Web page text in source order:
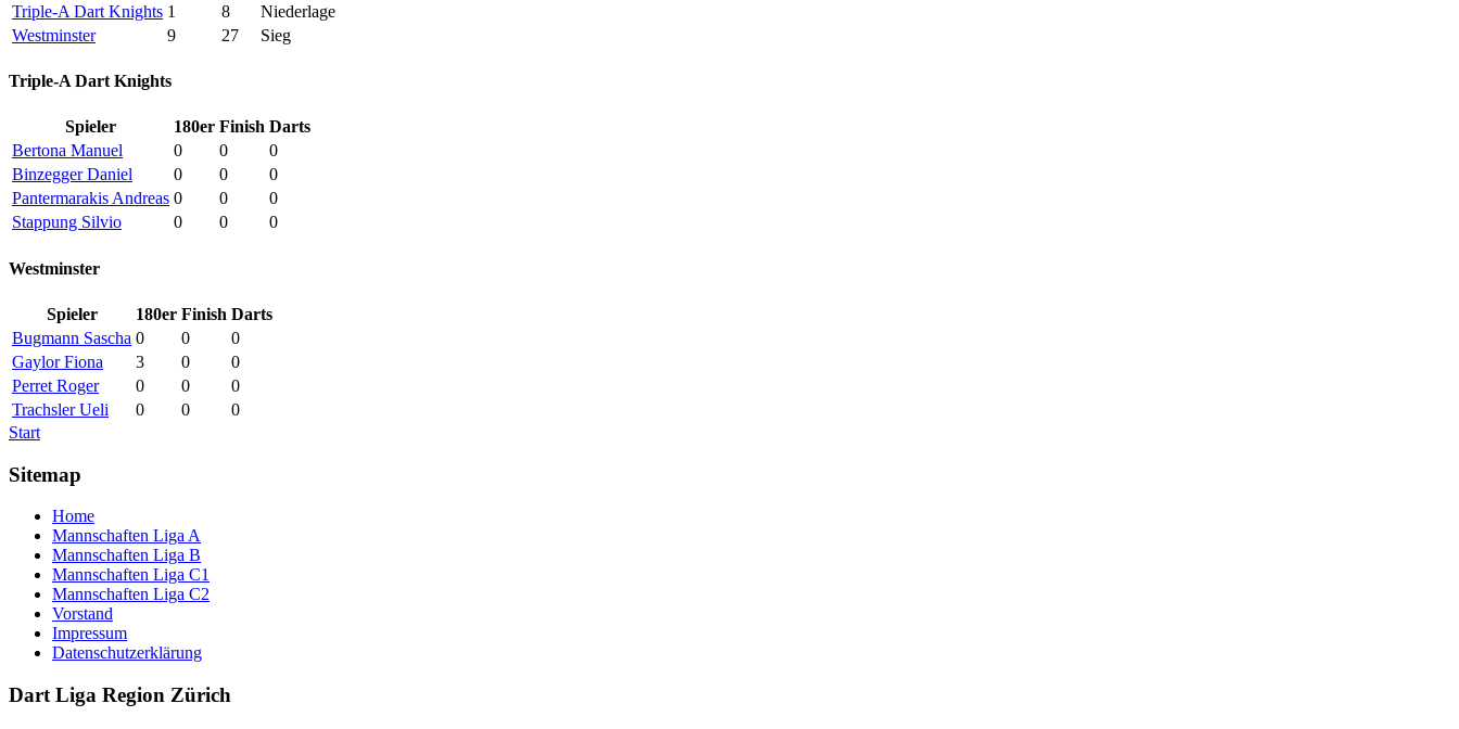
Triple-A Dart Knights 1 8
Niederlage
Westminster
9 27 Sieg
Triple-A Dart Knights
Spieler 180er Finish Darts
Bertona Manuel
0 0
0
Binzegger Daniel
0 0
0
Pantermarakis Andreas 0 0
0
Stappung Silvio
0 0 0
Westminster
Spieler 180er Finish Darts
Bugmann Sascha 0 0
0
Gaylor Fiona
3 0
0
Perret Roger
0 0
0
Trachsler Ueli
0 0
0
Start
Sitemap
Home
Mannschaften Liga A
Mannschaften Liga B
Mannschaften Liga C1
Mannschaften Liga C2
Vorstand
Impressum
Datenschutzerklärung
Dart Liga Region Zürich